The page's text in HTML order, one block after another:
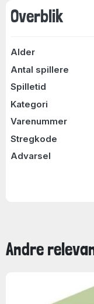
Overblik
Alder
Antal spillere
Spilletid
Kategori
Varenummer
Stregkode
Advarsel
Andre